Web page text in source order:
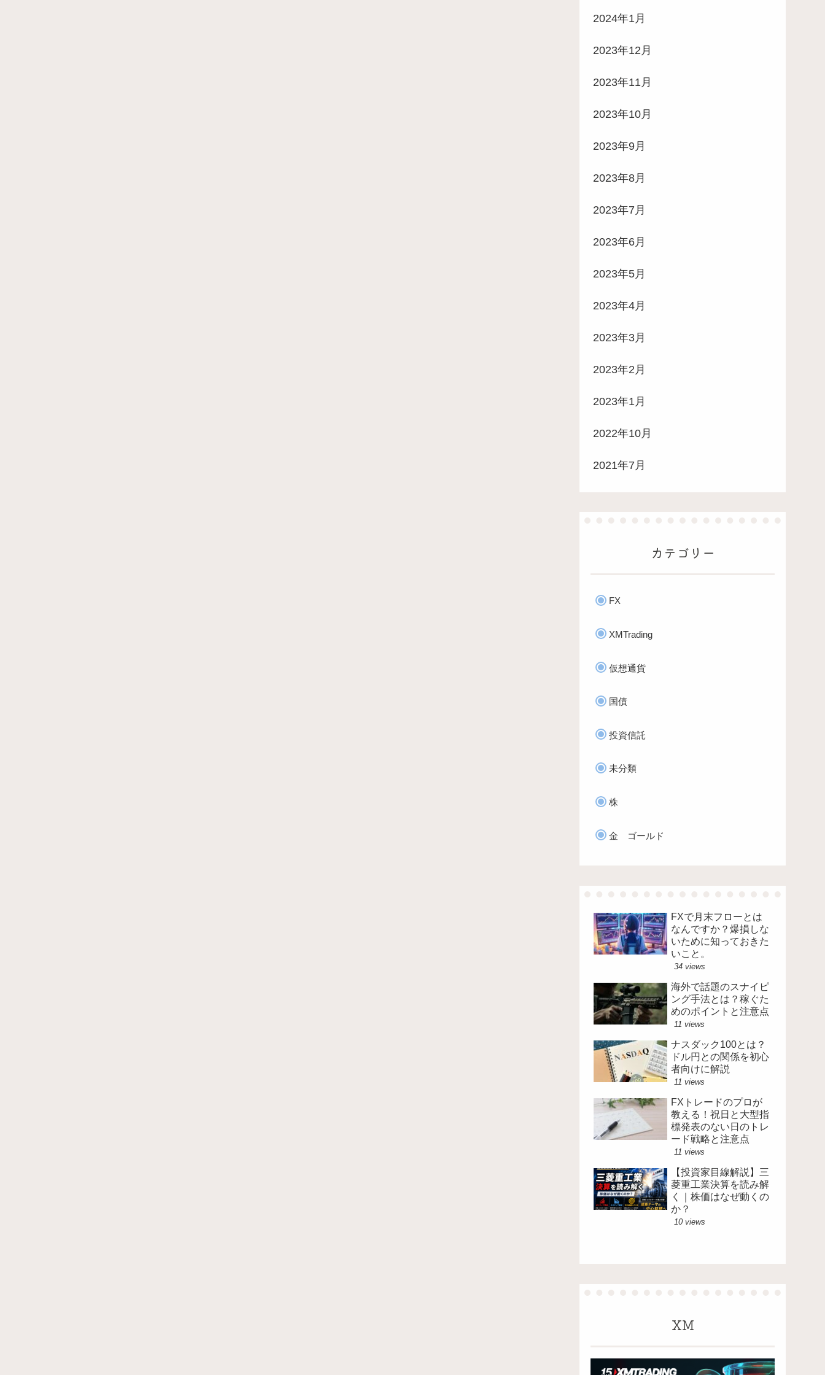
2024年1月
2023年12月
2023年11月
2023年10月
2023年9月
2023年8月
2023年7月
2023年6月
2023年5月
2023年4月
2023年3月
2023年2月
2023年1月
2022年10月
2021年7月
カテゴリー
FX
XMTrading
仮想通貨
国債
投資信託
未分類
株
金 ゴールド
FXで月末フローとは
なんですか？爆損しな
いために知っておきた
いこと。
34 views
海外で話題のスナイピ
ング手法とは？稼ぐた
めのポイントと注意点
11 views
ナスダック100とは？
ドル円との関係を初心
者向けに解説
11 views
FXトレードのプロが
教える！祝日と大型指
標発表のない日のトレ
ード戦略と注意点
11 views
【投資家目線解説】三
菱重工業決算を読み解
く｜株価はなぜ動くの
か？
10 views
XM